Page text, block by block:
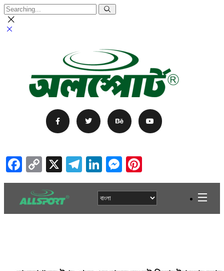
Facebook
Copy
Link
X Telegram
LinkedIn
Messenger